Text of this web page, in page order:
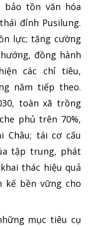
bảo tồn văn hóa
đỉnh Pusilung.
lực; tăng cường
đồng hành
các chỉ tiêu,
năm tiếp theo.
toàn xã trồng
phủ trên 70%,
Châu; tái cơ cấu
tập trung, phát
thác hiệu quả
kế bền vững cho
mục tiêu cụ